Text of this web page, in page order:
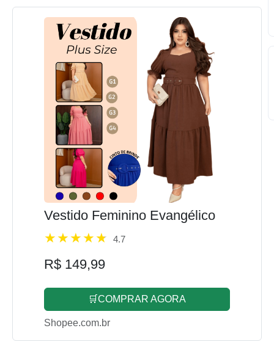
Vestido Feminino Evangélico
4.7
R$ 149,99
🛒COMPRAR AGORA
Shopee.com.br